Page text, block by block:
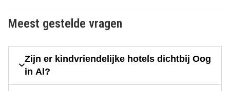
Meest gestelde vragen
Zijn er kindvriendelijke hotels dichtbij Oog
in Al?